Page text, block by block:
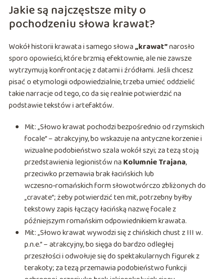
Jakie są najczęstsze mity o
pochodzeniu słowa krawat?
Wokół historii krawata i samego słowa„krawat”narosło
sporo opowieści, które brzmią efektownie, ale nie zawsze
wytrzymują konfrontację z datami i źródłami. Jeśli chcesz
pisać o etymologii odpowiedzialnie, trzeba umieć oddzielić
takie narracje od tego, co da się realnie potwierdzić na
podstawie tekstów i artefaktów.
Mit: „Słowo krawat pochodzi bezpośrednio od rzymskich
focale” – atrakcyjny, bo wskazuje na antyczne korzenie i
wizualne podobieństwo szala wokół szyi; za tezą stoją
przedstawienia legionistów na Kolumnie Trajana,
przeciwko przemawia brak łacińskich lub
wczesno‑romańskich form słowotwórczo zbliżonych do
„cravate”; żeby potwierdzić ten mit, potrzebny byłby
tekstowy zapis łączący łacińską nazwę focale z
późniejszym romańskim odpowiednikiem krawata.
Mit: „Słowo krawat wywodzi się z chińskich chust z III w.
p.n.e.” – atrakcyjny, bo sięga do bardzo odległej
przeszłości i odwołuje się do spektakularnych figurek z
terakoty; za tezą przemawia podobieństwo funkcji